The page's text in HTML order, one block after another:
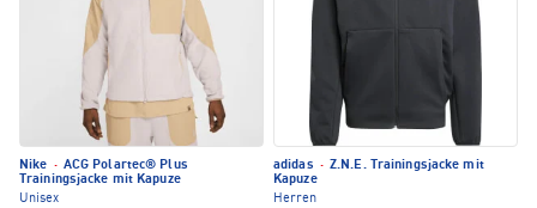
Nike · ACG Polartec® Plus
Trainingsjacke mit Kapuze
Unisex
adidas · Z.N.E. Trainingsjacke mit
Kapuze
Herren